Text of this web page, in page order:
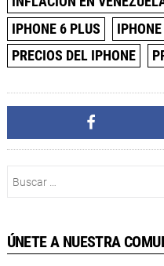
IPHONE 6 PLUS
PRECIOS DEL IPHONE
ÚNETE A NUESTRA